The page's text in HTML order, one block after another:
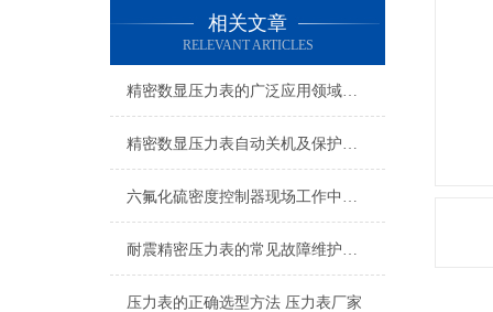
相关文章
RELEVANT ARTICLES
精密数显压力表的广泛应用领域和使用时的注意事项
精密数显压力表自动关机及保护功能
六氟化硫密度控制器现场工作中涉及到哪些检测内容
耐震精密压力表的常见故障维护保养
压力表的正确选型方法 压力表厂家